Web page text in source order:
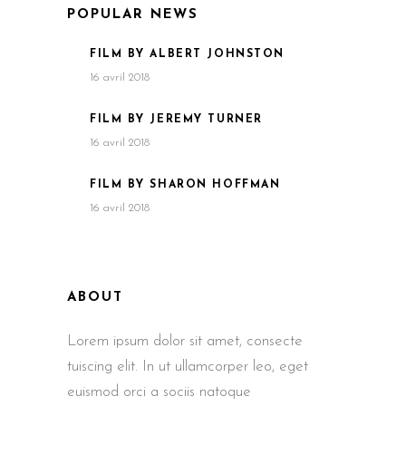
POPULAR NEWS
FILM BY ALBERT JOHNSTON
16 avril 2018
FILM BY JEREMY TURNER
16 avril 2018
FILM BY SHARON HOFFMAN
16 avril 2018
ABOUT
Lorem ipsum dolor sit amet, consecte
tuiscing elit. In ut ullamcorper leo, eget
euismod orci a sociis natoque